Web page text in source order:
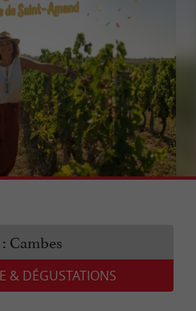
Cambes
& DÉGUSTATIONS